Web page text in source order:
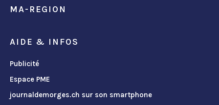
MA-REGION
AIDE & INFOS
Publicité
Espace PME
journaldemorges.ch sur son smartphone